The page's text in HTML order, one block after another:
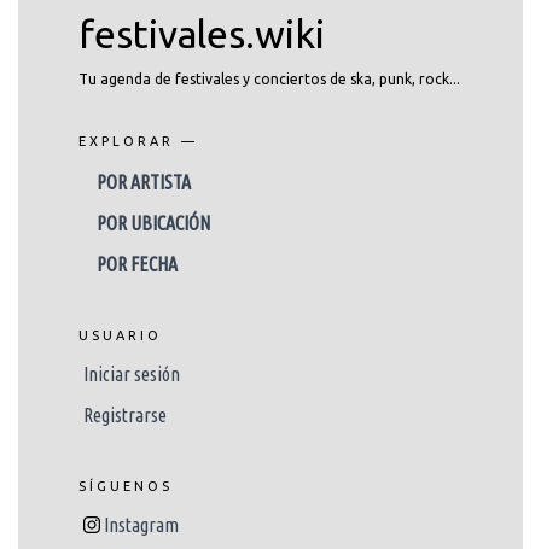
festivales.wiki
Tu agenda de festivales y conciertos de ska, punk, rock...
EXPLORAR —
POR ARTISTA
POR UBICACIÓN
POR FECHA
USUARIO
Iniciar sesión
Registrarse
SÍGUENOS
Instagram